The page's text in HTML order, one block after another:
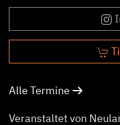
Alle Termine
Veranstaltet von